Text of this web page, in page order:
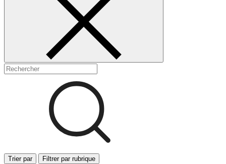
Trier par Filtrer par rubrique